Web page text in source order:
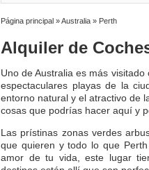
Página principal »Australia » Perth
Alquiler de
Uno de Australia es más
espectaculares playas de la
entorno natural y el atractivo de
cosas que podrías hacer aquí y
Las prístinas zonas verdes
que quieren y todo lo que
amor de tu vida, este lugar